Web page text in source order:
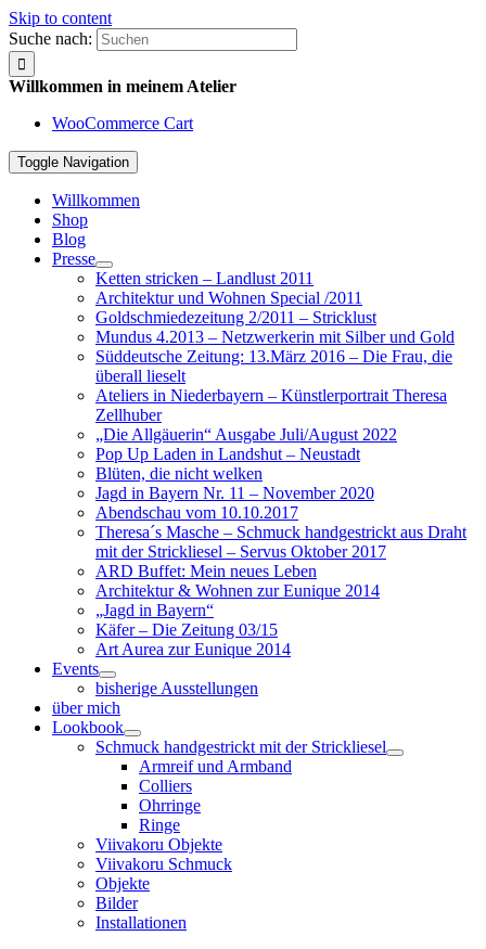
Skip to content
Suche nach:
Willkommen in meinem Atelier
WooCommerce Cart
Toggle Navigation
Willkommen
Shop
Blog
Presse
Ketten stricken – Landlust 2011
Architektur und Wohnen Special /2011
Goldschmiedezeitung 2/2011 – Stricklust
Mundus 4.2013 – Netzwerkerin mit Silber und Gold
Süddeutsche Zeitung: 13.März 2016 – Die Frau, die
überall lieselt
Ateliers in Niederbayern – Künstlerportrait Theresa
Zellhuber
„Die Allgäuerin“ Ausgabe Juli/August 2022
Pop Up Laden in Landshut – Neustadt
Blüten, die nicht welken
Jagd in Bayern Nr. 11 – November 2020
Abendschau vom 10.10.2017
Theresa´s Masche – Schmuck handgestrickt aus Draht
mit der Strickliesel – Servus Oktober 2017
ARD Buffet: Mein neues Leben
Architektur & Wohnen zur Eunique 2014
„Jagd in Bayern“
Käfer – Die Zeitung 03/15
Art Aurea zur Eunique 2014
Events
bisherige Ausstellungen
über mich
Lookbook
Schmuck handgestrickt mit der Strickliesel
Armreif und Armband
Colliers
Ohrringe
Ringe
Viivakoru Objekte
Viivakoru Schmuck
Objekte
Bilder
Installationen